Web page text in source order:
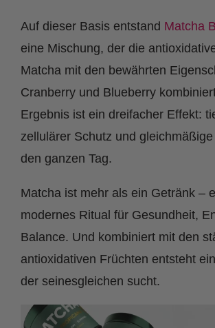
Auf dieser Basis entstand Matcha
eine Mischung, der die
Matcha mit den bewährten
Cranberry und Blueberry
Ergebnis ist ein dreifacher Effekt:
zellulärer Schutz und
den ganzen Tag.
Matcha ist mehr als ein Getränk –
modernes Ritual für Gesundheit,
Balance. Und kombiniert mit den
antioxidativen Früchten entsteht
der seinesgleichen sucht.